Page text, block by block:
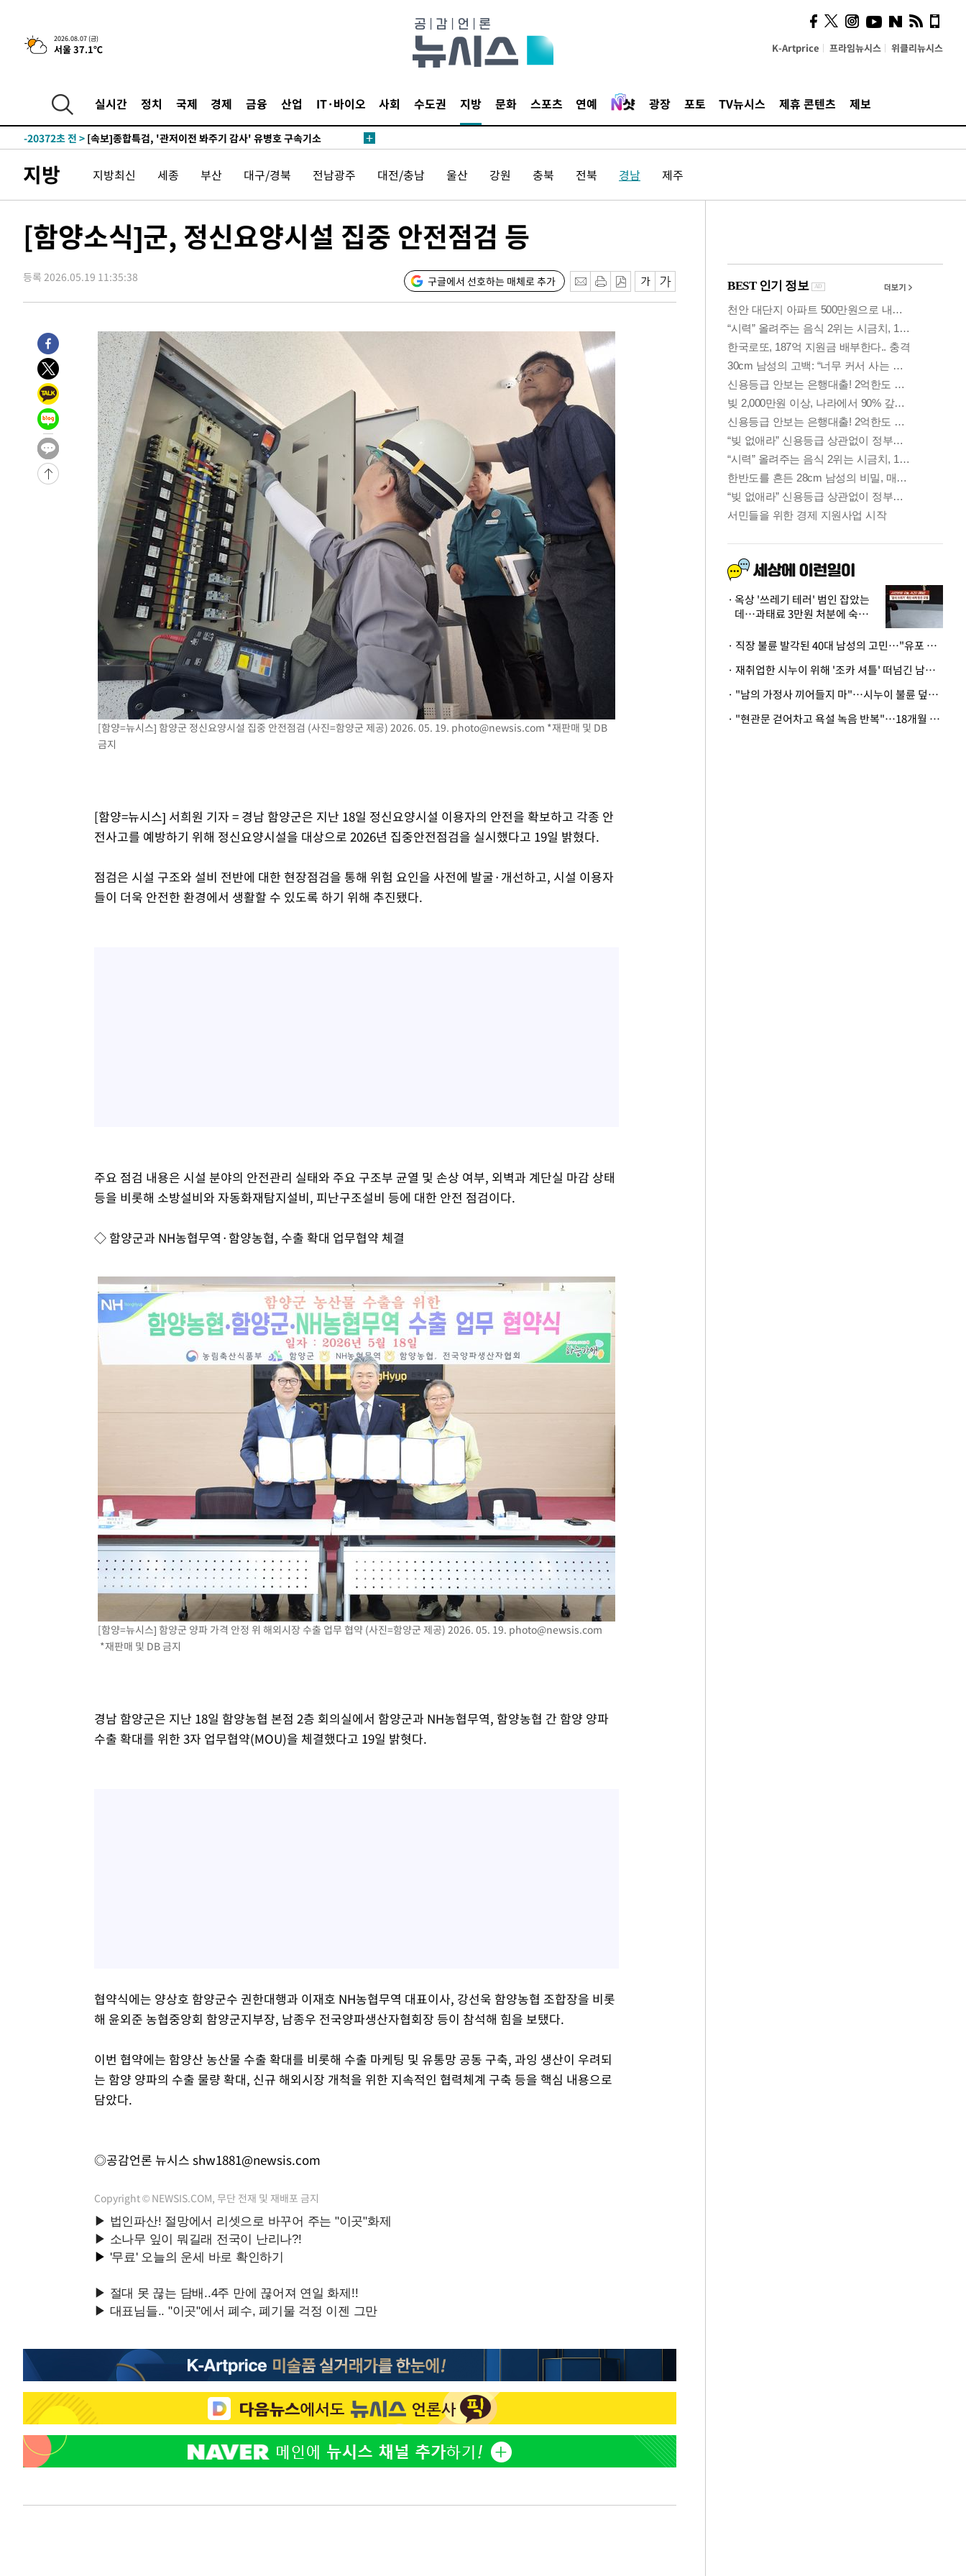
2026.08.07 (금)
서울 37.1℃ K-Artprice 프라임뉴시스 위클리뉴시스
실시간 정치 국제 경제 금융 산업 IT·바이오 사회 수도권 지방 문화 스포츠 연예 광장 포토 TV뉴시스 제휴 콘텐츠 제보
-31663초 전 >[속보]규제합리화위원회 부위원장에 김태유 서울대 공대 교수…이
병태 후임
-28021초 전 > [속보]국힘 윤리위, '돌려차기 발언' 진종오·서범수 징계 절차 개시
25.3%↑
-20506초 전 >
[속보]'채상병 순직 책임' 임성근, 항소심도 징역 3년
-20372초 전 >
-16972초 전 > 민주 콩고 에볼라환자 4천명 돌파, 4053명 발생 1850명 사망
-15416초 전 >
"미 전국적 살모네라 식중독 원인은 멕시코산 할라피뇨"-- CDC
-13929초 전 >[속보]경찰·노동부, HL만도 평택사업장 끼임 사망 관련 압수수색
압수수색
-13565초 전 >[속보]원·달러 환율, 오전 9시 1423.8원
-13347초 전 >[속보]코스닥, 5.95포인트(0.74%) 상승한 807.62개장
-13315초 전 >[속보]코스피, 6300선 재탈환…1.09% 오른 6365.07 개장
-9778초 전 >
입추에도 극한더위…서울 낮 39도 '폭염중대경보'
-4742초 전 >
이란, 호르무즈서 "적국 목표물들"과 대치로 남부 케슘섬에서 두차
례 큰 폭발음
-3457초 전 >
[속보]美, 폴리실리콘 수입 규제…파생제품 15% 관세, 120일 후 발
-1608초 전 >
[속보]트럼프, 美 원정출산 금지 행정명령 서명
11분 전 >
[속보] 뉴욕증시, 일제 하락 마감…나스닥 0.06%↓
-31663초 전 >
[속보]규제합리화위원회 부위원장에 김태유 서울대 공대 교수…이
병태 후임
-28021초 전 >
[속보]국힘 윤리위, '돌려차기 발언' 진종오·서범수 징계 절차 개시
-23346초 전 >
[속보] 7월 중국 수출 23.9%↑ 수입 27.5%↑…무역총액
[속보]'채상병 순직 책임' 임성근, 항소심도 징역 3년
[속보]종합특검, '관저이전 봐주기 감사' 유병호 구속기소
민주 콩고 에볼라환자 4천명 돌파, 4053명 발생 1850명 사망
[속보]'300억원대 사기 혐의' 차가원 대표 구속 송치
"미 전국적 살모네라 식중독 원인은 멕시코산 할라피뇨"-- CDC
[속보]경찰·노동부, HL만도 평택사업장 끼임 사망 관련 압수수색
[속보]합수본, '투표율 허위 입력' 중앙·서울·경기도 선관위 등 9곳
[속보]원·달러 환율, 오전 9시 1423.8원
[속보]삼성전자·SK하이닉스 동반 강보합…1%대 상승 출발
[속보]코스닥, 5.95포인트(0.74%) 상승한 807.62개장
[속보]코스피, 6300선 재탈환…1.09% 오른 6365.07 개장
시리아 다마스쿠스 교외에서 미니버스 폭발.. 14명 부상, 3명은 중
입추에도 극한더위…서울 낮 39도 '폭염중대경보'
[속보] 뉴욕증시, 일제 하락 마감…나스닥 0.06%↓
지방 지방최신 세종 부산 대구/경북 전남광주 대전/충남 울산 강원 충북 전북 경남 제주
[함양소식]군, 정신요양시설 집중 안전점검 등
등록 2026.05.19 11:35:38 구글에서 선호하는 매체로 추가
[함양=뉴시스] 함양군 정신요양시설 집중 안전점검 (사진=함양군 제공) 2026. 05. 19. photo@newsis.com *재판매 및 DB
금지
[함양=뉴시스] 서희원 기자 = 경남 함양군은 지난 18일 정신요양시설 이용자의 안전을 확보하고 각종 안
전사고를 예방하기 위해 정신요양시설을 대상으로 2026년 집중안전점검을 실시했다고 19일 밝혔다.
점검은 시설 구조와 설비 전반에 대한 현장점검을 통해 위험 요인을 사전에 발굴·개선하고, 시설 이용자
들이 더욱 안전한 환경에서 생활할 수 있도록 하기 위해 추진됐다.
주요 점검 내용은 시설 분야의 안전관리 실태와 주요 구조부 균열 및 손상 여부, 외벽과 계단실 마감 상태
등을 비롯해 소방설비와 자동화재탐지설비, 피난구조설비 등에 대한 안전 점검이다.
◇ 함양군과 NH농협무역·함양농협, 수출 확대 업무협약 체결
[함양=뉴시스] 함양군 양파 가격 안정 위 해외시장 수출 업무 협약 (사진=함양군 제공) 2026. 05. 19. photo@newsis.com
*재판매 및 DB 금지
경남 함양군은 지난 18일 함양농협 본점 2층 회의실에서 함양군과 NH농협무역, 함양농협 간 함양 양파
수출 확대를 위한 3자 업무협약(MOU)을 체결했다고 19일 밝혓다.
협약식에는 양상호 함양군수 권한대행과 이재호 NH농협무역 대표이사, 강선욱 함양농협 조합장을 비롯
해 윤외준 농협중앙회 함양군지부장, 남종우 전국양파생산자협회장 등이 참석해 힘을 보탰다.
이번 협약에는 함양산 농산물 수출 확대를 비롯해 수출 마케팅 및 유통망 공동 구축, 과잉 생산이 우려되
는 함양 양파의 수출 물량 확대, 신규 해외시장 개척을 위한 지속적인 협력체계 구축 등을 핵심 내용으로
담았다.
◎공감언론 뉴시스 shw1881@newsis.com
Copyright © NEWSIS.COM, 무단 전재 및 재배포 금지
시, 스마트폰 액세서리에
NFC 더했다
옥상 '쓰레기 테러' 범인 잡았는
데…과태료 3만원 처분에 숙박업
· 직장 불륜 발각된 40대 남성의 고민…"유포 동료 명예훼손·협박죄 고소 가능할까"
· 재취업한 시누이 위해 '조카 셔틀' 떠넘긴 남편…아내 "난 못한다"
· "남의 가정사 끼어들지 마"…시누이 불륜 덮으려는 남편에 억울한 아내
· "현관문 걷어차고 욕설 녹음 반복"…18개월 아기 키우는 집 뒤흔든 '앞집의 비극'